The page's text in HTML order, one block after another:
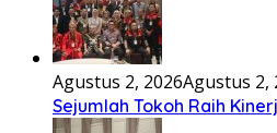
Agustus 2, 2026Agustus 2,
Sejumlah Tokoh Raih